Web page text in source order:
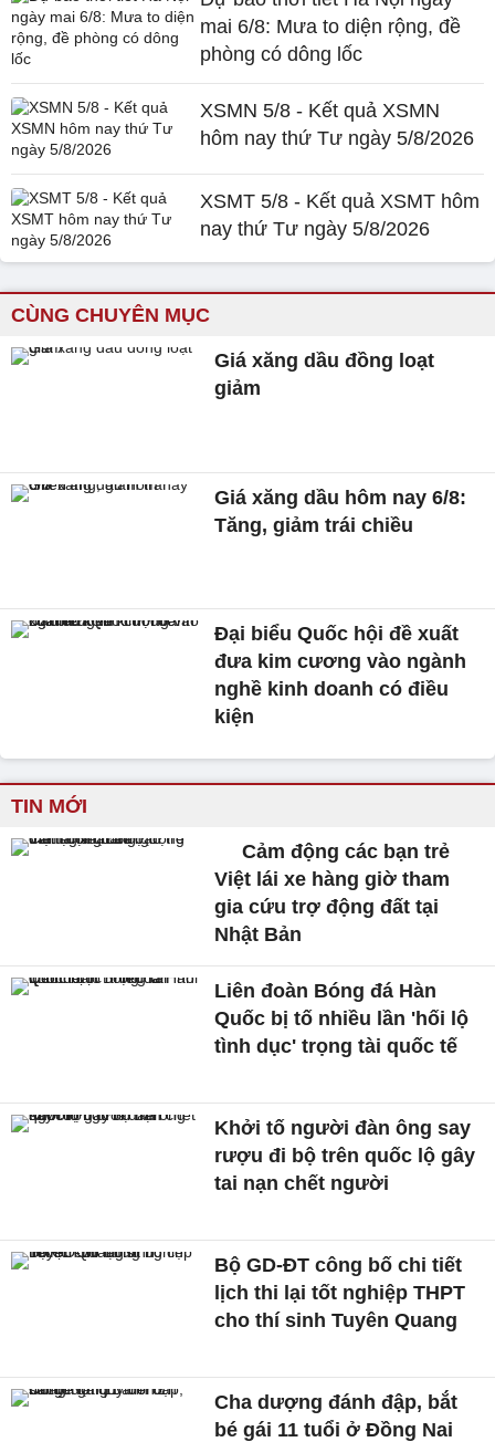
mai 6/8: Mưa to diện rộng, đề
phòng có dông lốc
XSMN 5/8 - Kết quả XSMN
hôm nay thứ Tư ngày 5/8/2026
XSMT 5/8 - Kết quả XSMT hôm
nay thứ Tư ngày 5/8/2026
CÙNG CHUYÊN MỤC
Giá xăng dầu đồng loạt
giảm
Giá xăng dầu hôm nay 6/8:
Tăng, giảm trái chiều
Đại biểu Quốc hội đề xuất
đưa kim cương vào ngành
nghề kinh doanh có điều
kiện
TIN MỚI
Cảm động các bạn trẻ
Việt lái xe hàng giờ tham
gia cứu trợ động đất tại
Nhật Bản
Liên đoàn Bóng đá Hàn
Quốc bị tố nhiều lần 'hối lộ
tình dục' trọng tài quốc tế
Khởi tố người đàn ông say
rượu đi bộ trên quốc lộ gây
tai nạn chết người
Bộ GD-ĐT công bố chi tiết
lịch thi lại tốt nghiệp THPT
cho thí sinh Tuyên Quang
Cha dượng đánh đập, bắt
bé gái 11 tuổi ở Đồng Nai